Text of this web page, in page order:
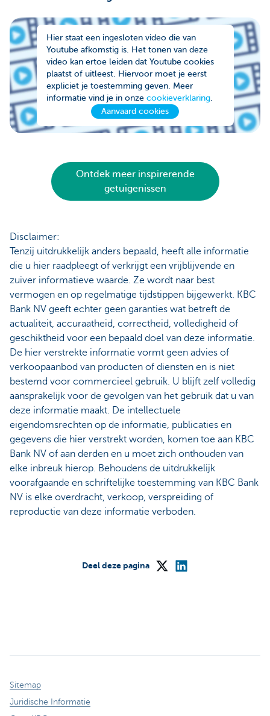
Hier staat een ingesloten video die van
Youtube afkomstig is. Het tonen van deze
video kan ertoe leiden dat Youtube cookies
plaatst of uitleest. Hiervoor moet je eerst
expliciet je toestemming geven. Meer
informatie vind je in onze cookieverklaring.
Aanvaard cookies
Ontdek meer inspirerende
getuigenissen
Disclaimer:
Tenzij uitdrukkelijk anders bepaald, heeft alle informatie
die u hier raadpleegt of verkrijgt een vrijblijvende en
zuiver informatieve waarde. Ze wordt naar best
vermogen en op regelmatige tijdstippen bijgewerkt. KBC
Bank NV geeft echter geen garanties wat betreft de
actualiteit, accuraatheid, correctheid, volledigheid of
geschiktheid voor een bepaald doel van deze informatie.
De hier verstrekte informatie vormt geen advies of
verkoopaanbod van producten of diensten en is niet
bestemd voor commercieel gebruik. U blijft zelf volledig
aansprakelijk voor de gevolgen van het gebruik dat u van
deze informatie maakt. De intellectuele
eigendomsrechten op de informatie, publicaties en
gegevens die hier verstrekt worden, komen toe aan KBC
Bank NV of aan derden en u moet zich onthouden van
elke inbreuk hierop. Behoudens de uitdrukkelijk
voorafgaande en schriftelijke toestemming van KBC Bank
NV is elke overdracht, verkoop, verspreiding of
reproductie van deze informatie verboden.
Deel deze pagina
Sitemap
Juridische Informatie